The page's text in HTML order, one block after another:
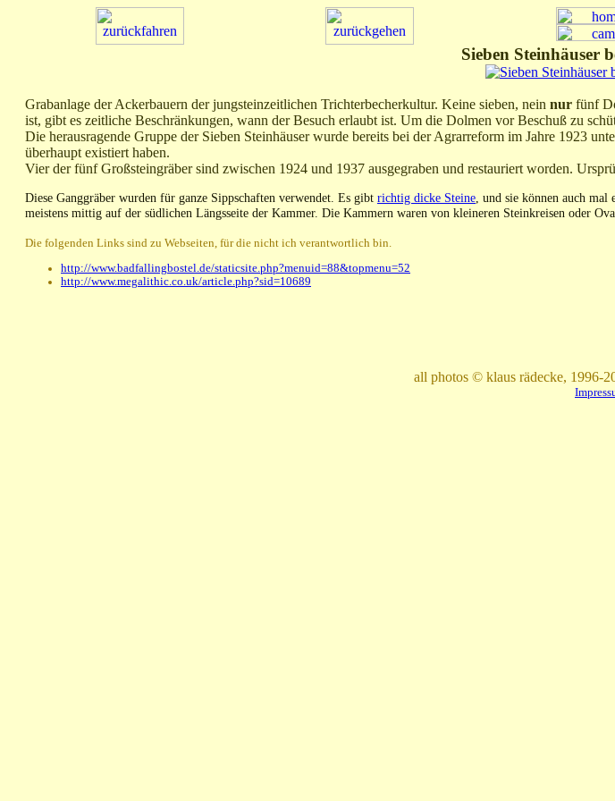
Sieben Steinhäuser
Grabanlage der Ackerbauern der jungsteinzeitlichen Trichterbecherkultur. Keine sieben, nein nur fünf
ist, gibt es zeitliche Beschränkungen, wann der Besuch erlaubt ist. Um die Dolmen vor Beschuß zu
Die herausragende Gruppe der Sieben Steinhäuser wurde bereits bei der Agrarreform im Jahre 1923
überhaupt existiert haben.
Vier der fünf Großsteingräber sind zwischen 1924 und 1937 ausgegraben und restauriert worden.
Diese Ganggräber wurden für ganze Sippschaften verwendet. Es gibt richtig dicke Steine , und sie können auch
meistens mittig auf der südlichen Längsseite der Kammer. Die Kammern waren von kleineren Steinkreisen oder
Die folgenden Links sind zu Webseiten, für die nicht ich verantwortlich bin.
http://www.badfallingbostel.de/staticsite.php?menuid=88&topmenu=52
http://www.megalithic.co.uk/article.php?sid=10689
all photos © klaus rädecke, 1996-